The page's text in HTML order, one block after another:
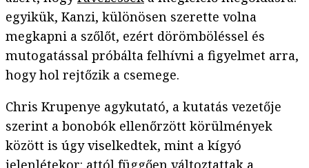
egyikük, Kanzi, különösen szerette volna
megkapni a szőlőt, ezért dörömböléssel és
mutogatással próbálta felhívni a figyelmet arra,
hogy hol rejtőzik a csemege.
Chris Krupenye agykutató, a kutatás vezetője
szerint a bonobók ellenőrzött körülmények
között is úgy viselkedtek, mint a kígyó
jelenlétekor: attól függően változtattak a